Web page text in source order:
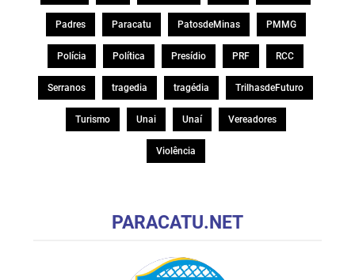
Padres Paracatu PatosdeMinas PMMG
Polícia Política Presídio PRF RCC
Serranos tragedia tragédia TrilhasdeFuturo
Turismo Unai Unaí Vereadores
Violência
PARACATU.NET